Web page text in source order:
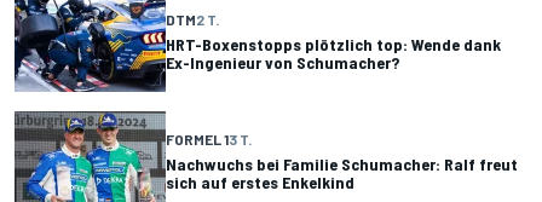
DTM2 T.
HRT-Boxenstopps plötzlich top: Wende dank
Ex-Ingenieur von Schumacher?
FORMEL 13 T.
Nachwuchs bei Familie Schumacher: Ralf freut
sich auf erstes Enkelkind